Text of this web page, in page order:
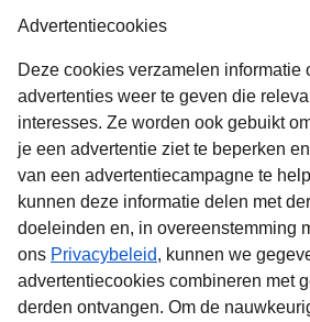
Advertentiecookies
Deze cookies verzamelen informatie
advertenties weer te geven die
interesses. Ze worden ook gebuikt
je een advertentie ziet te beperken
van een advertentiecampagne te
kunnen deze informatie delen met
doeleinden en, in overeenstemming
ons Privacybeleid, kunnen we
advertentiecookies combineren met
derden ontvangen. Om de